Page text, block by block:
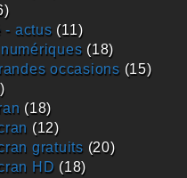
- actus (11)
numériques (18)
occasions (15)
(18)
(12)
gratuits (20)
HD (18)